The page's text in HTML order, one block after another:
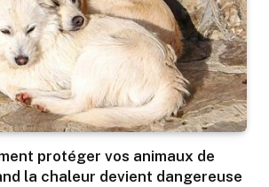
protéger vos animaux de
la chaleur devient dangereuse